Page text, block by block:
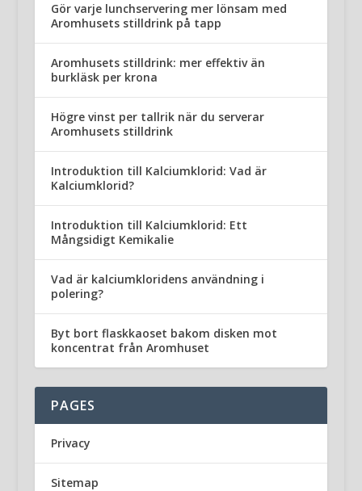
Gör varje lunchservering mer lönsam med
Aromhusets stilldrink på tapp
Aromhusets stilldrink: mer effektiv än
burkläsk per krona
Högre vinst per tallrik när du serverar
Aromhusets stilldrink
Introduktion till Kalciumklorid: Vad är
Kalciumklorid?
Introduktion till Kalciumklorid: Ett
Mångsidigt Kemikalie
Vad är kalciumkloridens användning i
polering?
Byt bort flaskkaoset bakom disken mot
koncentrat från Aromhuset
PAGES
Privacy
Sitemap